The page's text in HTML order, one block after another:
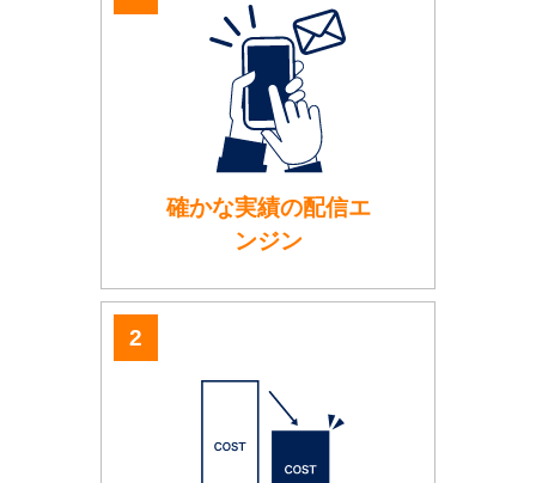
確かな実績の配信エ
ンジン